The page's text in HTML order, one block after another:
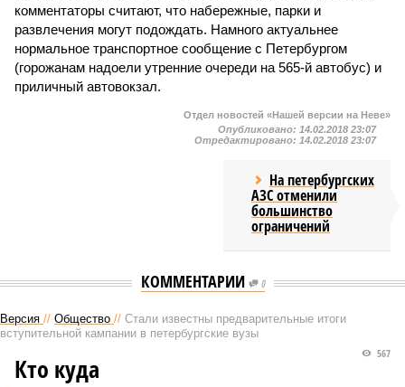
комментаторы считают, что набережные, парки и
развлечения могут подождать. Намного актуальнее
нормальное транспортное сообщение с Петербургом
(горожанам надоели утренние очереди на 565-й автобус) и
приличный автовокзал.
Отдел новостей «Нашей версии на Неве»
Опубликовано: 14.02.2018 23:07
Отредактировано: 14.02.2018 23:07
На петербургских
АЗС отменили
большинство
ограничений
КОММЕНТАРИИ 0
Версия // Общество // Стали известны предварительные итоги
вступительной кампании в петербургские вузы
567
Кто куда